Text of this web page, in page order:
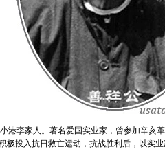
李家人。著名爱国实业家，曾参加辛亥
极投入抗日救亡运动，抗战胜利后，以实